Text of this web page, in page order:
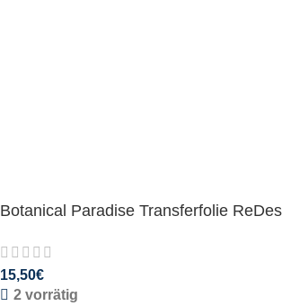
Botanical Paradise Transferfolie
15,50€
2 vorrätig